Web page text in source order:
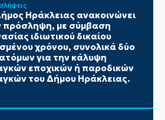
Ηράκλειας ανακοινώνει
πρόσληψη, με σύμβαση
ιδιωτικού δικαίου
χρόνου, συνολικά δύο
για την κάλυψη
εποχικών ή παροδικών
του Δήμου Ηράκλειας.